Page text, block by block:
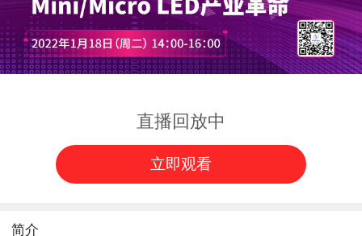
直播回放中
立即观看
简介